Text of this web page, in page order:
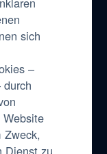
sich
–
durch
Dienst zu